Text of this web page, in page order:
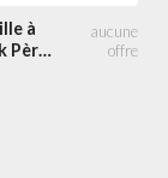
à
Père